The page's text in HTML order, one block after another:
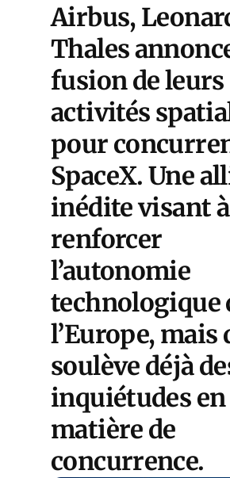
Airbus,
Thales
fusion de leurs
activités
pour
SpaceX. Une
inédite visant à
renforcer
l’autonomie
technologique
l’Europe, mais
soulève déjà
inquiétudes en
matière de
concurrence.